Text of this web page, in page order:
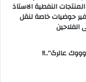
النفطية الاستاذ
حوضيات خاصة لنقل
الفلاحين
عالرگ”..!!